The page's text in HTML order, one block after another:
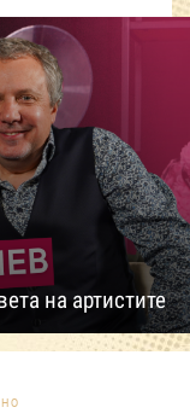
на артистите